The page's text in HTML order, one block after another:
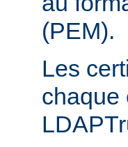
(PEM).
Les
chaque